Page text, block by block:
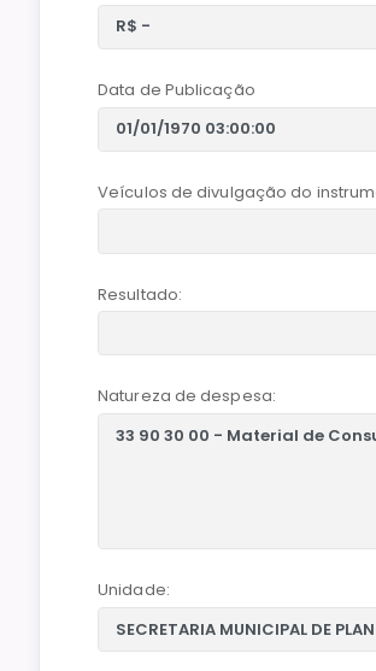
Data de Publicação
Veículos de divulgação do
Resultado:
Natureza de despesa:
Unidade: